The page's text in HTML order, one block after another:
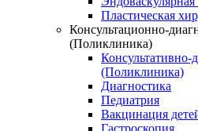
Пластическая
Консультационно-
(Поликлиника)
Консультативно-
(Поликлиника)
Диагностика
Педиатрия
Вакцинация
Гастроскопия